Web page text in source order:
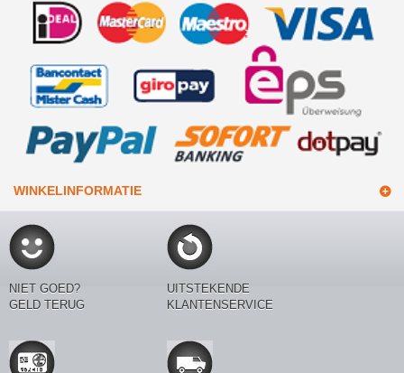
WINKELINFORMATIE
NIET GOED?
GELD TERUG
UITSTEKENDE
KLANTENSERVICE